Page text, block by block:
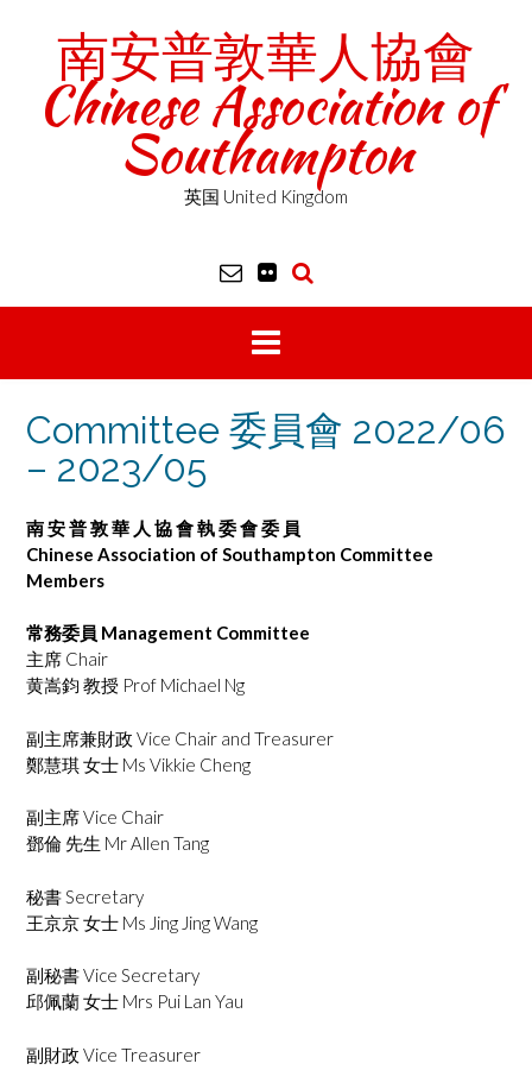
南安普敦華人協會
Chinese Association of
Southampton
英国 United Kingdom
Committee 委員會 2022/06
– 2023/05
南 安 普 敦 華 人 協 會 執 委 會 委 員
Chinese Association of Southampton Committee
Members
常務委員 Management Committee
主席 Chair
黄嵩鈞 教授 Prof Michael Ng
副主席兼財政 Vice Chair and Treasurer
鄭慧琪 女士 Ms Vikkie Cheng
副主席 Vice Chair
鄧倫 先生 Mr Allen Tang
秘書 Secretary
王京京 女士 Ms Jing Jing Wang
副秘書 Vice Secretary
邱佩蘭 女士 Mrs Pui Lan Yau
副財政 Vice Treasurer